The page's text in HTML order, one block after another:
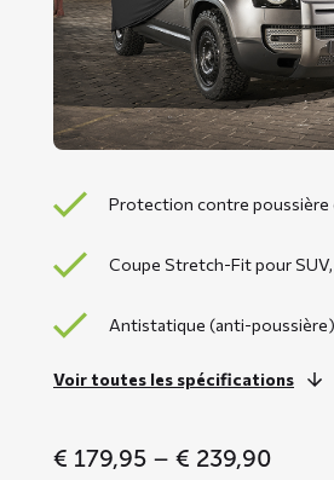
Protection contre poussière
Coupe Stretch-Fit pour
Antistatique (anti-
Voir toutes les spécifications
€ 179,95 – € 239,90